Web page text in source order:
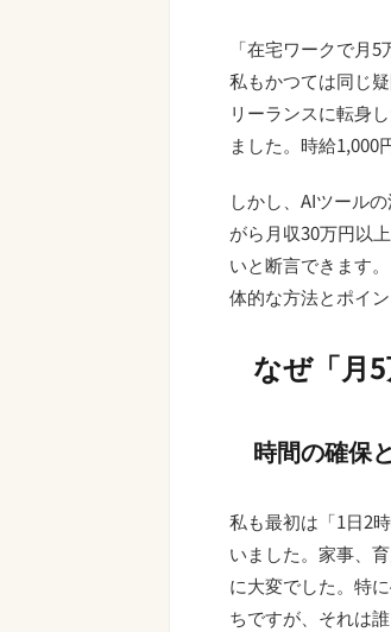
「在宅ワークで月
私もかつては同じ
リーランスに転身
ました。時給1,000
しかし、AIツール
がら月収30万円以
いと断言できます
体的な方法とポイ
なぜ「月
時間の確保
私も最初は「1日2
いました。家事、
に大変でした。特
ちですが、それは